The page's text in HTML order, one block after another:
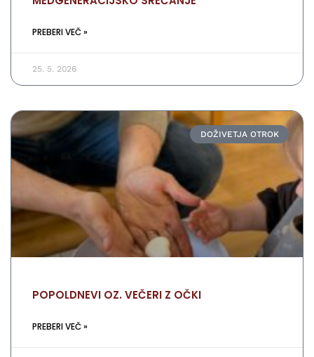
PREBERI VEČ »
25. 5. 2026
DOŽIVETJA OTROK
POPOLDNEVI OZ. VEČERI Z OČKI
PREBERI VEČ »